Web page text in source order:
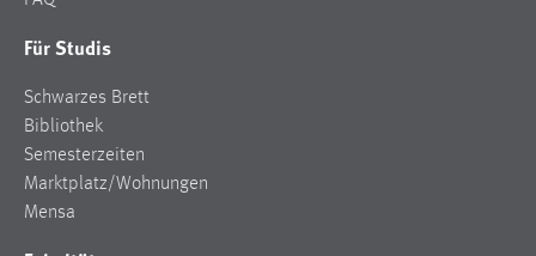
Für Studis
Schwarzes Brett
Bibliothek
Semesterzeiten
Marktplatz/Wohnungen
Mensa
Zweck:
Cookie Laufzeit:
30 Tage